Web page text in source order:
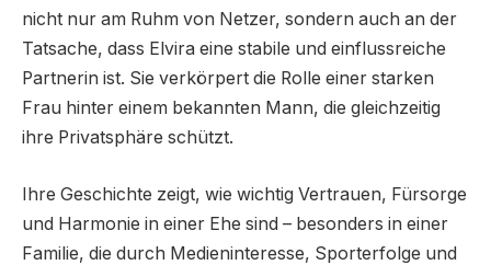
nicht nur am Ruhm von Netzer, sondern auch an der
Tatsache, dass Elvira eine stabile und einflussreiche
Partnerin ist. Sie verkörpert die Rolle einer starken
Frau hinter einem bekannten Mann, die gleichzeitig
ihre Privatsphäre schützt.
Ihre Geschichte zeigt, wie wichtig Vertrauen, Fürsorge
und Harmonie in einer Ehe sind – besonders in einer
Familie, die durch Medieninteresse, Sporterfolge und